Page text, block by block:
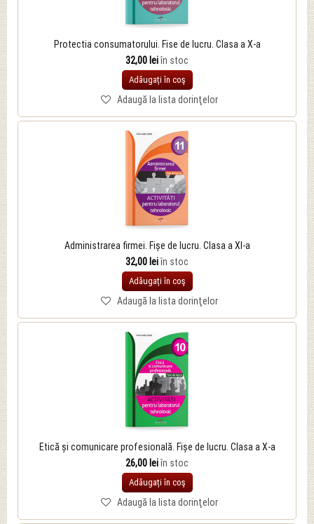
Protectia consumatorului. Fise de lucru. Clasa a X-a
32,00 leiîn stoc
Adăugați în coş
Adaugă la lista dorinţelor
Administrarea firmei. Fișe de lucru. Clasa a XI-a
32,00 leiîn stoc
Adăugați în coş
Adaugă la lista dorinţelor
Etică și comunicare profesională. Fișe de lucru. Clasa a X-a
26,00 leiîn stoc
Adăugați în coş
Adaugă la lista dorinţelor